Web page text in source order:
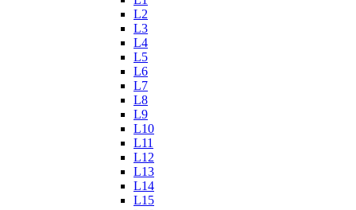
L2
L3
L4
L5
L6
L7
L8
L9
L10
L11
L12
L13
L14
L15